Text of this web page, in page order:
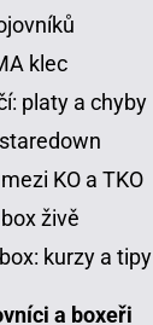
klec
platy a chyby
KO a TKO
živě
kurzy a tipy
a boxeři